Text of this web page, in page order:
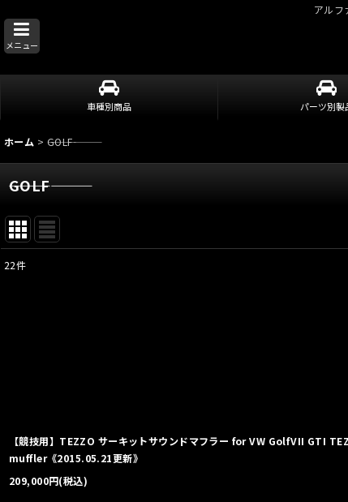
アルフ
メニュー
車種別商品 パーツ別製
ホーム > ―――GOLF―――
―――GOLF―――
22件
【競技用】TEZZO サーキットサウンドマフラー for VW GolfVII GTI
muffler《2015.05.21更新》
209,000円(税込)